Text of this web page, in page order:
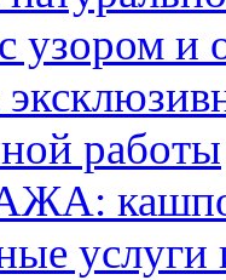
узором и
работы
кашпо
услуги